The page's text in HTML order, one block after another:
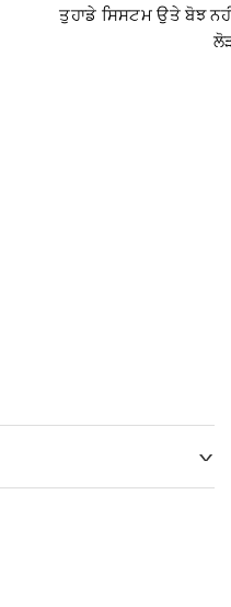
ਤੁਹਾਡੇ ਸਿਸਟਮ ਉਤੇ ਬੋਝ